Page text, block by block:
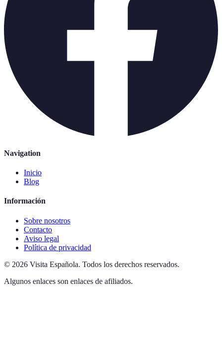
Navigation
Inicio
Blog
Información
Sobre nosotros
Contacto
Aviso legal
Política de privacidad
© 2026 Visita Española. Todos los derechos reservados.
Algunos enlaces son enlaces de afiliados.